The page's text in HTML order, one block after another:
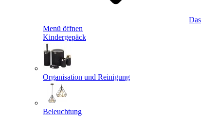
Das
Menü öffnen
Kindergepäck
Organisation und Reinigung
Beleuchtung